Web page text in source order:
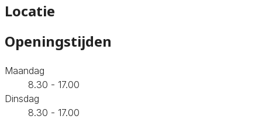
Locatie
Openingstijden
Maandag
8.30 - 17.00
Dinsdag
8.30 - 17.00